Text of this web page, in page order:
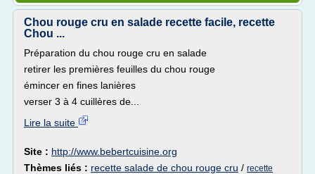
Chou rouge cru en salade recette facile, recette
Chou ...
Préparation du chou rouge cru en salade
retirer les premières feuilles du chou rouge
émincer en fines lanières
verser 3 à 4 cuillères de...
Lire la suite
Site : http://www.bebertcuisine.org
Thèmes liés : recette salade de chou rouge cru / recette